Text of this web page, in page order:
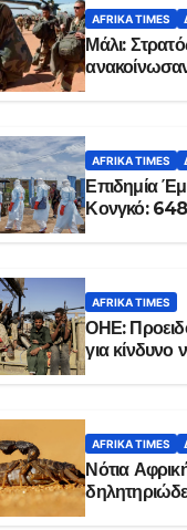
AFRIKA TIMES
Μάλι:
AFRIKA TIMES
Επιδημία
Κονγκό: 648
AFRIKA TIMES
ΟΗΕ:
για κίνδυνο
AFRIKA TIMES
Νότια